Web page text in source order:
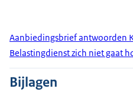
Aanbiedingsbrief antwoorden
Belastingdienst zich niet gaat
Bijlagen